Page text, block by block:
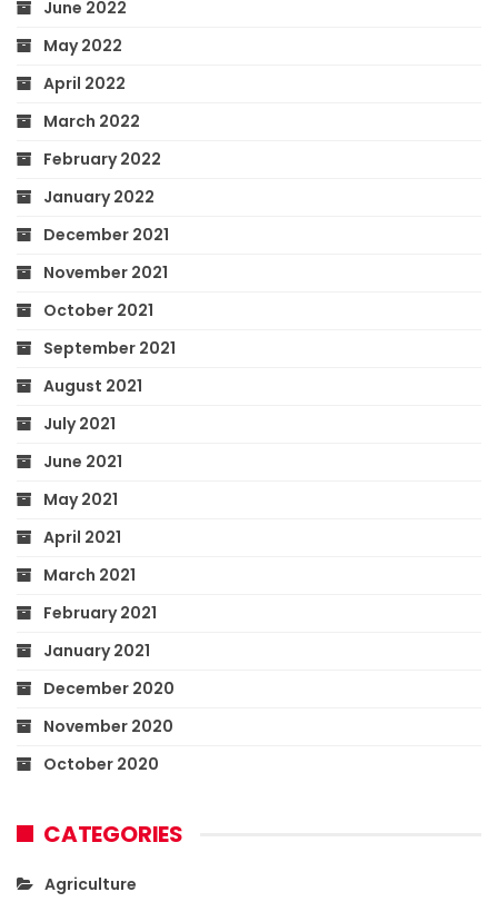
June 2022
May 2022
April 2022
March 2022
February 2022
January 2022
December 2021
November 2021
October 2021
September 2021
August 2021
July 2021
June 2021
May 2021
April 2021
March 2021
February 2021
January 2021
December 2020
November 2020
October 2020
CATEGORIES
Agriculture